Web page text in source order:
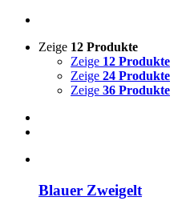
Zeige 12 Produkte
Zeige 12 Produkte
Zeige 24 Produkte
Zeige 36 Produkte
Blauer Zweigelt